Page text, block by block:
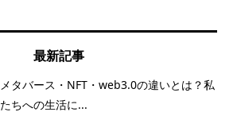
最新記事
メタバース・NFT・web3.0の違いとは？私
たちへの生活に...